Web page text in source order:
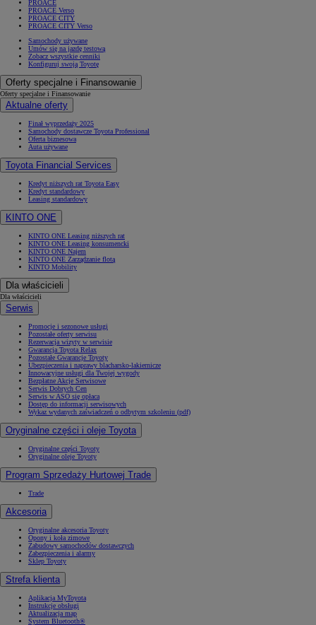
PROACE
PROACE Verso
PROACE CITY
PROACE CITY Verso
Samochody używane
Umów się na jazdę testową
Zobacz wszystkie cenniki
Konfiguruj swoją Toyotę
Oferty specjalne i Finansowanie
Oferty specjalne i Finansowanie
Aktualne oferty
Finał wyprzedaży 2025
Samochody dostawcze Toyota Professional
Oferta biznesowa
Auta używane
Toyota Financial Services
Kredyt niższych rat Toyota Easy
Kredyt standardowy
Leasing standardowy
KINTO ONE
KINTO ONE Leasing niższych rat
KINTO ONE Leasing konsumencki
KINTO ONE Najem
KINTO ONE Zarządzanie flotą
KINTO Mobility
Dla właścicieli
Dla właścicieli
Serwis
Promocje i sezonowe usługi
Pozostałe oferty serwisu
Rezerwacja wizyty w serwisie
Gwarancja Toyota Relax
Pozostałe Gwarancje Toyoty
Ubezpieczenia i naprawy blacharsko-lakiernicze
Innowacyjne usługi dla Twojej wygody
Bezpłatne Akcje Serwisowe
Serwis Dobrych Cen
Serwis w ASO się opłaca
Dostęp do informacji serwisowych
Wykaz wydanych zaświadczeń o odbytym szkoleniu (pdf)
Oryginalne części i oleje Toyota
Oryginalne części Toyoty
Oryginalne oleje Toyoty
Program Sprzedaży Hurtowej Trade
Trade
Akcesoria
Oryginalne akcesoria Toyoty
Opony i koła zimowe
Zabudowy samochodów dostawczych
Zabezpieczenia i alarmy
Sklep Toyoty
Strefa klienta
Aplikacja MyToyota
Instrukcje obsługi
Aktualizacja map
System Bluetooth®